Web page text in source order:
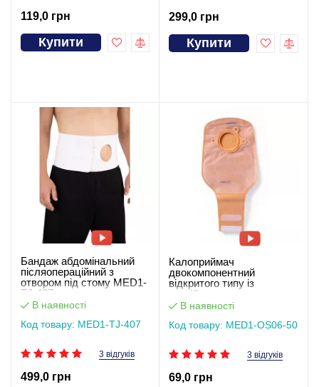
119,0 грн
Купити
299,0 грн
Купити
Бандаж абдомінальний
післяопераційний з
отвором під стому MED1-
TJ-407
В наявності
Код товару: MED1-TJ-407
3 відгуків
499,0 грн
Калоприймач
двокомпонентний
відкритого типу із
застібкою-липучкою
(мішок), виріз 50 мм
В наявності
Код товару: MED1-OS06-50
3 відгуків
69,0 грн